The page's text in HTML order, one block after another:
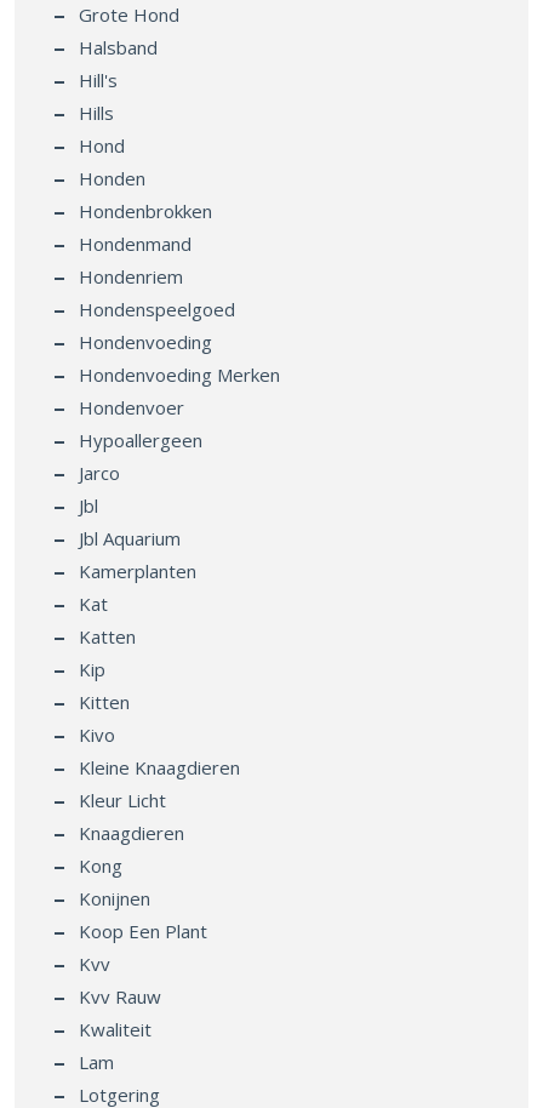
Grote Hond
Halsband
Hill's
Hills
Hond
Honden
Hondenbrokken
Hondenmand
Hondenriem
Hondenspeelgoed
Hondenvoeding
Hondenvoeding Merken
Hondenvoer
Hypoallergeen
Jarco
Jbl
Jbl Aquarium
Kamerplanten
Kat
Katten
Kip
Kitten
Kivo
Kleine Knaagdieren
Kleur Licht
Knaagdieren
Kong
Konijnen
Koop Een Plant
Kvv
Kvv Rauw
Kwaliteit
Lam
Lotgering